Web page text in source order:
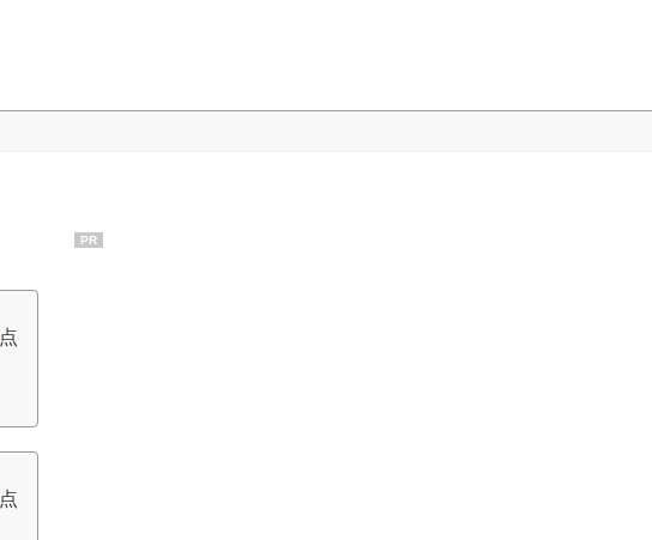
点
点
PR